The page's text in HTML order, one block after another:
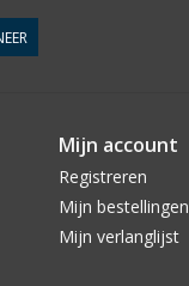
Mijn account
Registreren
Mijn bestellingen
Mijn verlanglijst